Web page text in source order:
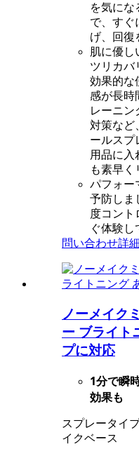
を気にな
で、すぐ
げ、回復
肌に優し
ツリカバ
効果的な
感が長時
レーニン
対策など
ールスプ
用品に入
も素早く
パフォー
予防しま
度コント
ぐ体験し
問い合わせ詳細
ノーメイク
ー ブライト
プに対応
1分で瞬
効果も
スプレータイ
イクベース